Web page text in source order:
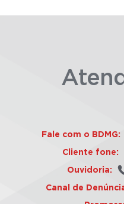
Fale com o BDMG:
Cliente fone:
Ouvidoria:
Canal de